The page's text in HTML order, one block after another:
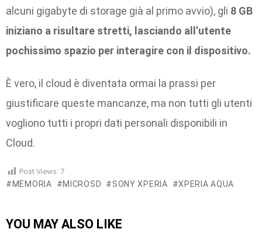
alcuni gigabyte di storage già al primo avvio), gli 8 GB
iniziano a risultare stretti, lasciando all’utente
pochissimo spazio per interagire con il dispositivo.
È vero, il cloud è diventata ormai la prassi per
giustificare queste mancanze, ma non tutti gli utenti
vogliono tutti i propri dati personali disponibili in
Cloud.
Post Views: 7
MEMORIA MICROSD SONY XPERIA XPERIA AQUA
YOU MAY ALSO LIKE